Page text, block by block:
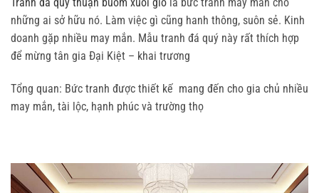
Tranh đá quý thuận buồm xuôi gió là bức tranh may mắn cho
những ai sở hữu nó. Làm việc gì cũng hanh thông, suôn sẻ. Kinh
doanh gặp nhiều may mắn. Mẫu tranh đá quý này rất thích hợp
để mừng tân gia Đại Kiệt – khai trương
Tổng quan: Bức tranh được thiết kế mang đến cho gia chủ nhiều
may mắn, tài lộc, hạnh phúc và trường thọ